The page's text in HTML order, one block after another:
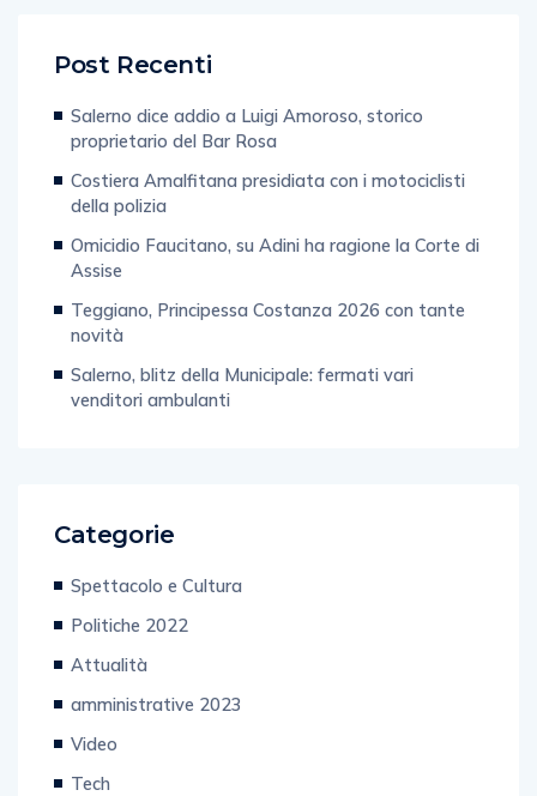
Post Recenti
Salerno dice addio a Luigi Amoroso, storico
proprietario del Bar Rosa
Costiera Amalfitana presidiata con i motociclisti
della polizia
Omicidio Faucitano, su Adini ha ragione la Corte di
Assise
Teggiano, Principessa Costanza 2026 con tante
novità
Salerno, blitz della Municipale: fermati vari
venditori ambulanti
Categorie
Spettacolo e Cultura
Politiche 2022
Attualità
amministrative 2023
Video
Tech